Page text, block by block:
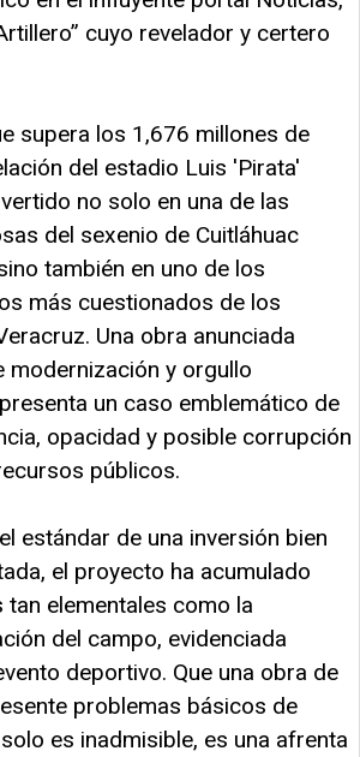
cuyo revelador y certero
supera los 1,676 millones de
del estadio Luis 'Pirata'
no solo en una de las
del sexenio de Cuitláhuac
también en uno de los
más cuestionados de los
Una obra anunciada
modernización y orgullo
un caso emblemático de
opacidad y posible corrupción
públicos.
estándar de una inversión bien
el proyecto ha acumulado
elementales como la
del campo, evidenciada
deportivo. Que una obra de
problemas básicos de
es inadmisible, es una afrenta